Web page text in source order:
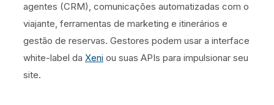
agentes (CRM), comunicações automatizadas com o
viajante, ferramentas de marketing e itinerários e
gestão de reservas. Gestores podem usar a interface
white-label da Xeni ou suas APIs para impulsionar seu
site.